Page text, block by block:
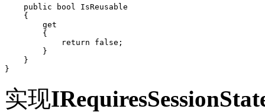
    public bool IsReusable
    {
        get
        {
            return false;
        }
    }
}
实现